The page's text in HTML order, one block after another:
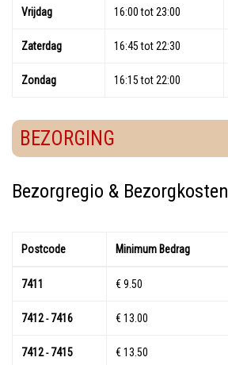
Vrijdag 16:00 tot 23:00
Zaterdag 16:45 tot 22:30
Zondag 16:15 tot 22:00
BEZORGING
Bezorgregio & Bezorgkosten
Postcode Minimum Bedrag
7411 € 9.50
7412- 7416 € 13.00
7412- 7415 € 13.50